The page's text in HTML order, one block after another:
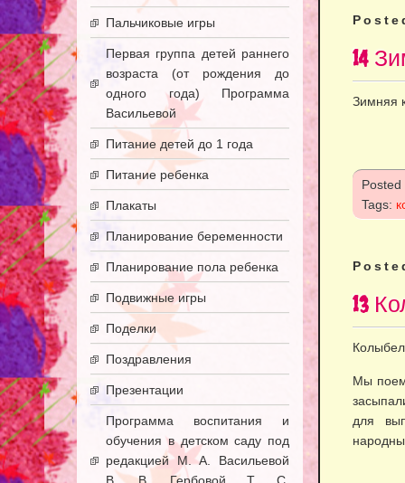
14
Зимняя
Tags:
13
Мы поем
для
Пальчиковые игры
Первая группа детей раннего
возраста (от рождения до
одного года) Программа
Васильевой
Питание детей до 1 года
Питание ребенка
Плакаты
Планирование беременности
Планирование пола ребенка
Подвижные игры
Поделки
Поздравления
Презентации
Программа воспитания и
обучения в детском саду под
редакцией М. А. Васильевой